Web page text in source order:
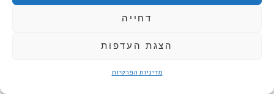
דחייה
הצגת העדפות
מדיניות הפרטיות
אלה וסילביצקי אנסמבל פספורט